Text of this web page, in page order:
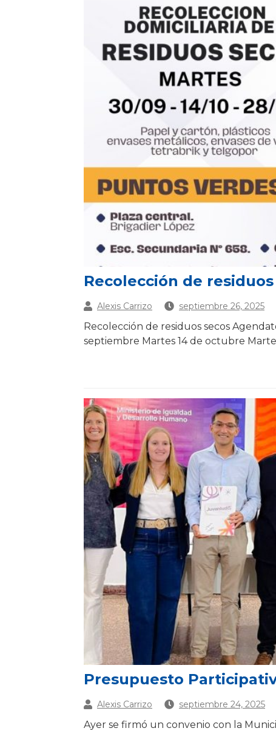
Recolección de
Alexis Carrizo septiembre 26, 2025
Recolección de residuos secos
septiembre Martes 14 de octubre
Presupuesto
Alexis Carrizo septiembre 24, 2025
Ayer se firmó un convenio con la